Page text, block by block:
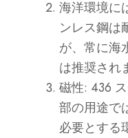
海洋環境に
ンレス鋼は
が、常に海
は推奨され
磁性: 436
部の用途で
必要とする